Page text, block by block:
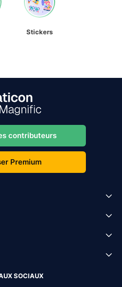
Stickers
contributeurs
Premium
SOCIAUX